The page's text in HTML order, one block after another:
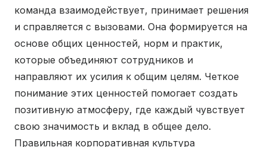
команда взаимодействует, принимает решения
и справляется с вызовами. Она формируется на
основе общих ценностей, норм и практик,
которые объединяют сотрудников и
направляют их усилия к общим целям. Четкое
понимание этих ценностей помогает создать
позитивную атмосферу, где каждый чувствует
свою значимость и вклад в общее дело.
Правильная корпоративная культура